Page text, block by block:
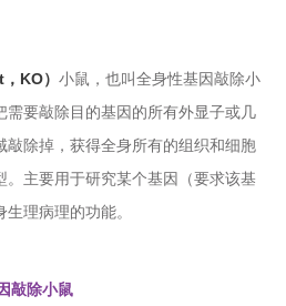
KO） 小鼠，也叫全身性基因敲除小
需要敲除目的基因的所有外显子或几
敲除掉，获得全身所有的组织和细胞
。主要用于研究某个基因（要求该基
理病理的功能。
敲除小鼠